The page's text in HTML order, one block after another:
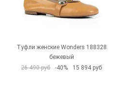
Туфли женские Wonders 188328
бежевый
26 490 руб
-40% 15 894 руб